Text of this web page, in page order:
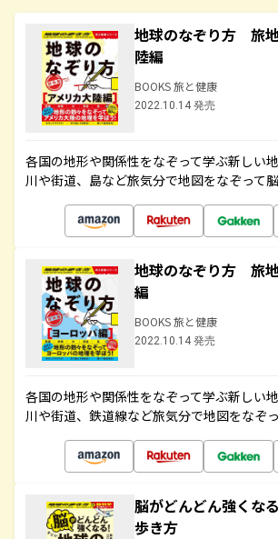
地球のなぞり方 旅
陸編
BOOKS 旅と健康
2022.10.14 発売
各国の地形や関係性をなぞって学ぶ新しい
川や街道、島など旅気分で地図をなぞって
地球のなぞり方 旅
編
BOOKS 旅と健康
2022.10.14 発売
各国の地形や関係性をなぞって学ぶ新しい
川や街道、鉄道線など旅気分で地図をなぞ
脳がどんどん強くな
歩き方